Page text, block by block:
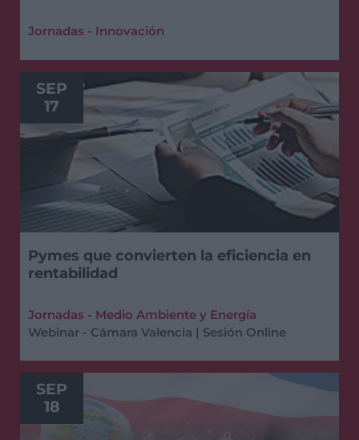
Jornadas - Innovación
SEP
17
Pymes que convierten la eficiencia en
rentabilidad
Jornadas - Medio Ambiente y Energía
Webinar - Cámara Valencia | Sesión Online
SEP
18